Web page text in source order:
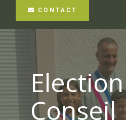
CONTACT
Election
Conseil